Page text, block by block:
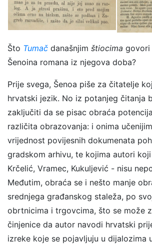
Što Tumač današnjim štiocima govori
Šenoina romana iz njegova doba?
Prije svega, Šenoa piše za čitatelje
hrvatski jezik. No iz potanjeg čitanja
zaključiti da se pisac obraća
različita obrazovanja: i onima
vrijednost povijesnih dokumenata
gradskom arhivu, te kojima autori
Krčelić, Vramec, Kukuljević - nisu
Međutim, obraća se i nešto manje
srednjega građanskog staleža, po
obrtnicima i trgovcima, što se može
činjenice da autor navodi hrvatski
izreke koje se pojavljuju u dijalozima